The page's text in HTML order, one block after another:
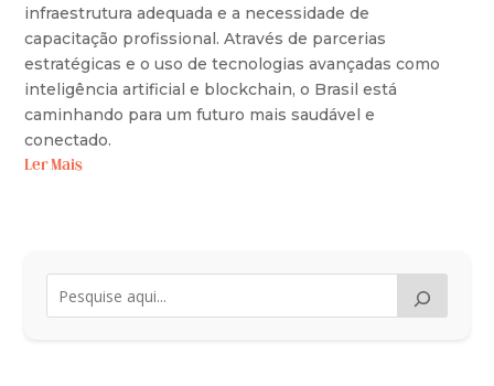
infraestrutura adequada e a necessidade de
capacitação profissional. Através de parcerias
estratégicas e o uso de tecnologias avançadas como
inteligência artificial e blockchain, o Brasil está
caminhando para um futuro mais saudável e
conectado.
Ler Mais